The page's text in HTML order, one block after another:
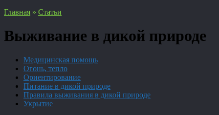
Главная » Статьи
Выживание в дикой природе
Медицинская помощь
Огонь, тепло
Ориентирование
Питание в дикой природе
Правила выживания в дикой природе
Укрытие